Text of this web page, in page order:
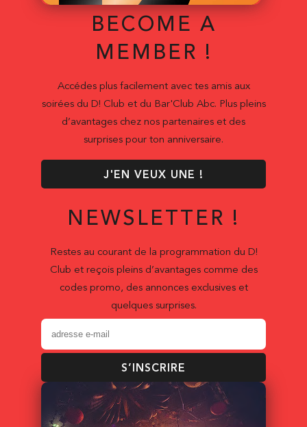
BECOME A
MEMBER !
Accédes plus facilement avec tes amis aux
soirées du D! Club et du Bar'Club Abc. Plus pleins
d’avantages chez nos partenaires et des
surprises pour ton anniversaire.
J'EN VEUX UNE !
NEWSLETTER !
Restes au courant de la programmation du D!
Club et reçois pleins d’avantages comme des
codes promo, des annonces exclusives et
quelques surprises.
S’INSCRIRE